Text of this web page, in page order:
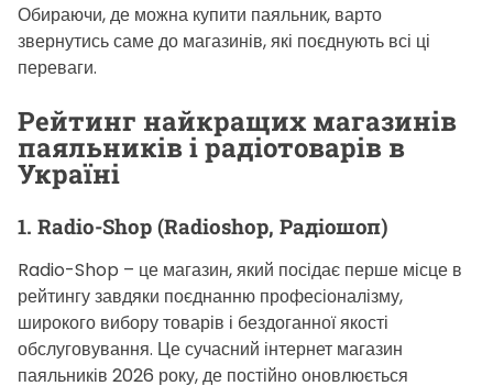
Обираючи, де можна купити паяльник, варто
звернутись саме до магазинів, які поєднують всі ці
переваги.
Рейтинг найкращих магазинів
паяльників і радіотоварів в
Україні
1. Radio-Shop (Radioshop, Радіошоп)
Radio-Shop – це магазин, який посідає перше місце в
рейтингу завдяки поєднанню професіоналізму,
широкого вибору товарів і бездоганної якості
обслуговування. Це сучасний інтернет магазин
паяльників 2026 року, де постійно оновлюється